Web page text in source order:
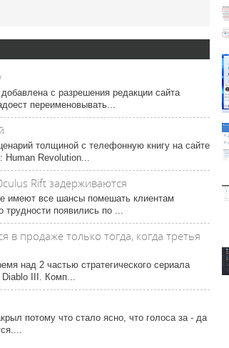
с разрешения редакции сайта
переименовывать...
толщиной с телефонную книгу на сайте
Human Revolution...
Rift задерживаются
имеют все шансы помешать клиентам
трудности появились по ...
продаже только тогда, когда третья
над 2 частью стратегического сериала
Diablo III. Комп...
потому что стало ясно, что голоса за - да